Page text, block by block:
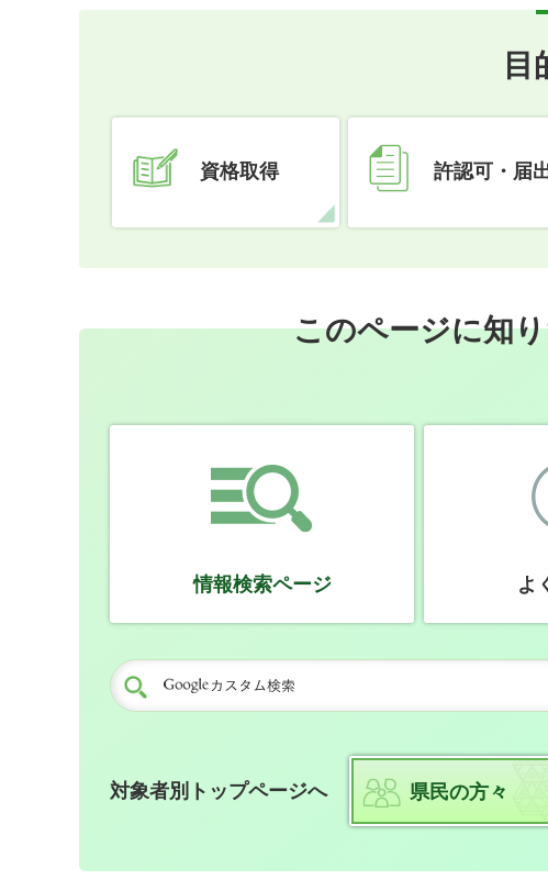
目
資格取得 許認可・届
このページに知
情報検索ページ よ
対象者別トップページへ 県民の方々